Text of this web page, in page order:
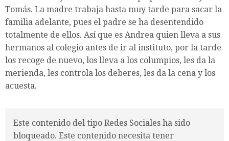
Tomás. La madre trabaja hasta muy tarde para sacar la
familia adelante, pues el padre se ha desentendido
totalmente de ellos. Así que es Andrea quien lleva a sus
hermanos al colegio antes de ir al instituto, por la tarde
los recoge de nuevo, los lleva a los columpios, les da la
merienda, les controla los deberes, les da la cena y los
acuesta.
Este contenido del tipo Redes Sociales ha sido
bloqueado. Este contenido necesita tener